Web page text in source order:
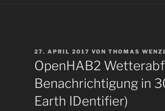
VERÖFFENTLICHT
AM
27. APRIL 2017 VON THOMAS
OpenHAB2
Benachrichtigung in
Earth IDentifier)